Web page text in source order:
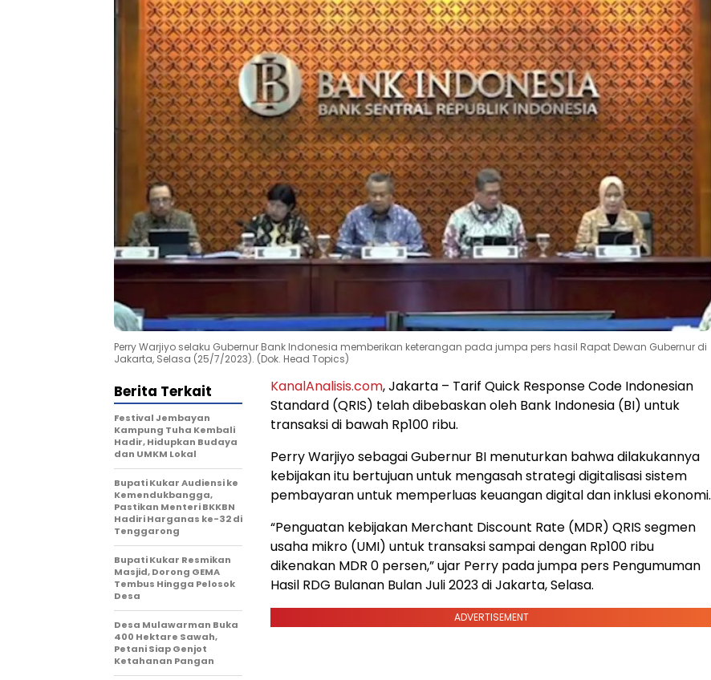
Perry Warjiyo selaku Gubernur Bank Indonesia memberikan keterangan pada jumpa pers hasil Rapat Dewan Gubernur di
Jakarta, Selasa (25/7/2023). (Dok. Head Topics)
KanalAnalisis.com, Jakarta – Tarif Quick Response Code Indonesian
Standard (QRIS) telah dibebaskan oleh Bank Indonesia (BI) untuk
transaksi di bawah Rp100 ribu.
Perry Warjiyo sebagai Gubernur BI menuturkan bahwa dilakukannya
kebijakan itu bertujuan untuk mengasah strategi digitalisasi sistem
pembayaran untuk memperluas keuangan digital dan inklusi ekonomi.
“Penguatan kebijakan Merchant Discount Rate (MDR) QRIS segmen
usaha mikro (UMI) untuk transaksi sampai dengan Rp100 ribu
dikenakan MDR 0 persen,” ujar Perry pada jumpa pers Pengumuman
Hasil RDG Bulanan Bulan Juli 2023 di Jakarta, Selasa.
ADVERTISEMENT
Berita Terkait
Festival Jembayan
Kampung Tuha Kembali
Hadir, Hidupkan Budaya
dan UMKM Lokal
Bupati Kukar Audiensi ke
Kemendukbangga,
Pastikan Menteri BKKBN
Hadiri Harganas ke-32 di
Tenggarong
Bupati Kukar Resmikan
Masjid, Dorong GEMA
Tembus Hingga Pelosok
Desa
Desa Mulawarman Buka
400 Hektare Sawah,
Petani Siap Genjot
Ketahanan Pangan